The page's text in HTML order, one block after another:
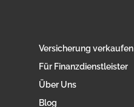
Versicherung verkaufen
Für Finanzdienstleister
Über Uns
Blog